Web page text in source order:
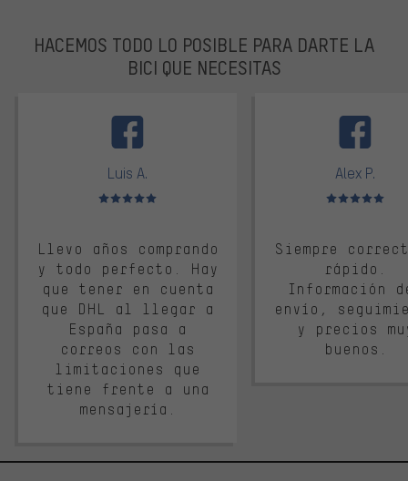
HACEMOS TODO LO POSIBLE PARA DARTE LA
BICI QUE NECESITAS
Luis A.
Valoración media: 5 de 5
Llevo años comprando
y todo perfecto. Hay
que tener en cuenta
que DHL al llegar a
España pasa a
correos con las
limitaciones que
tiene frente a una
mensajería.
Alex P.
Valoración
Siempre
rápido.
Información
envío,
y precios
buenos.